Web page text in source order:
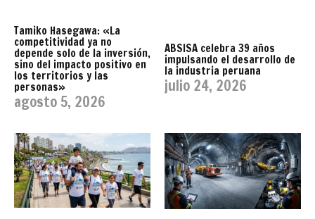
Tamiko Hasegawa: «La
competitividad ya no
depende solo de la inversión,
sino del impacto positivo en
los territorios y las
personas»
agosto 5, 2026
ABSISA celebra 39 años
impulsando el desarrollo de
la industria peruana
julio 24, 2026